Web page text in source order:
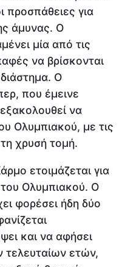
προσπάθειες για
άμυνας. Ο
μία από τις
να βρίσκονται
Ο
που έμεινε
να
Ολυμπιακού, με τις
χρυσή τομή.
ετοιμάζεται για
Ολυμπιακού. Ο
φορέσει ήδη δύο
και να αφήσει
τελευταίων ετών,